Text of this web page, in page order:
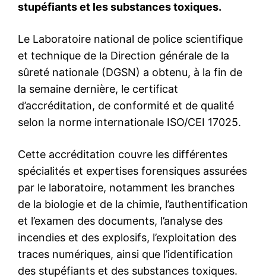
le1.ma
l'information